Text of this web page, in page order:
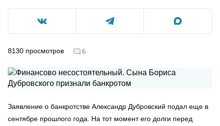
8130 просмотров 6
Заявление о банкротстве Александр Дубровский подал еще в
сентябре прошлого года. На тот момент его долги перед